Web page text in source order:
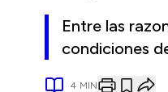
Entre las
condiciones
4 MIN